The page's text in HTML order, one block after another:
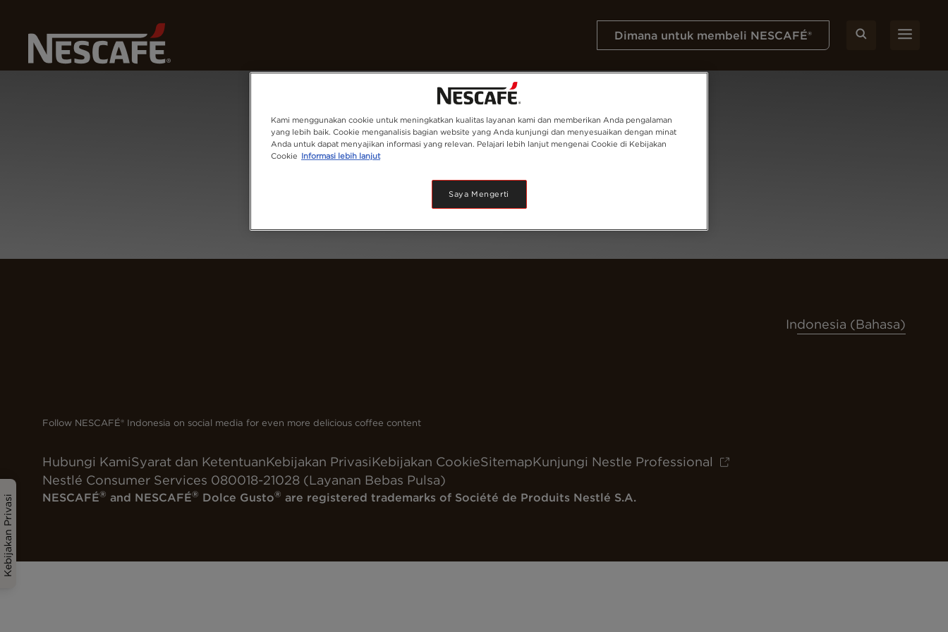
Dimana untuk membeli NESCAFÉ®
Kebijakan Privasi
Indonesia (Bahasa)
Follow NESCAFÉ® Indonesia on social media for even more delicious coffee content
Hubungi KamiSyarat dan KetentuanKebijakan PrivasiKebijakan CookieSitemapKunjungi Nestle Professional
Nestlé Consumer Services 080018-21028 (Layanan Bebas Pulsa)
NESCAFÉ® and NESCAFÉ® Dolce Gusto® are registered trademarks of Société de Produits Nestlé S.A.
Kami menggunakan cookie untuk meningkatkan kualitas layanan kami dan memberikan Anda pengalaman
yang lebih baik. Cookie menganalisis bagian website yang Anda kunjungi dan menyesuaikan dengan minat
Anda untuk dapat menyajikan informasi yang relevan. Pelajari lebih lanjut mengenai Cookie di Kebijakan
Cookie Informasi lebih lanjut
Saya Mengerti